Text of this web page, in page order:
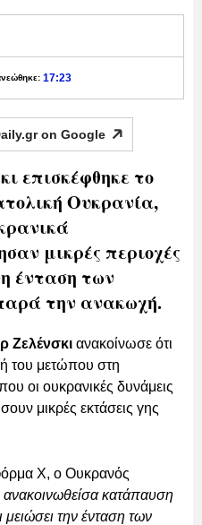
17:23
on Google
επισκέφθηκε το
Ουκρανία,
μικρές περιοχές
ένταση των
την ανακωχή.
Ζελένσκι ανακοίνωσε ότι
του μετώπου στη
οι ουκρανικές δυνάμεις
μικρές εκτάσεις γης
X, ο Ουκρανός
κατάπαυση
την ένταση των